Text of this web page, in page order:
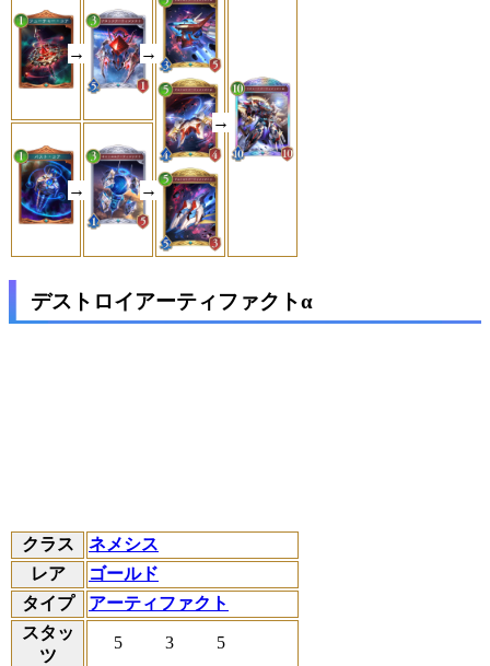
デストロイアーティファクトα
クラス
ネメシス
レア
ゴールド
タイプ
アーティファクト
スタッ
ツ
5 3 5